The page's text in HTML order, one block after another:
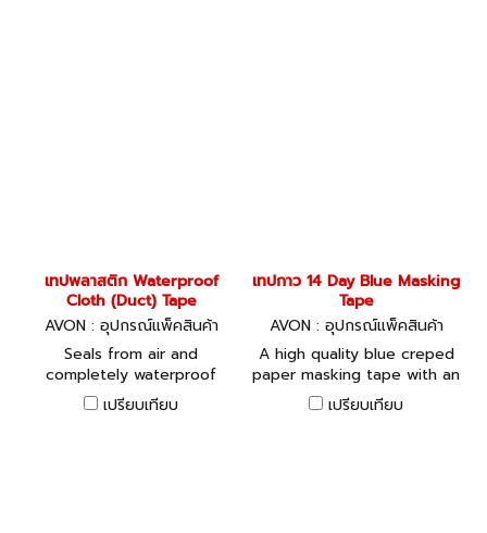
เทปพลาสติก Waterproof
Cloth (Duct) Tape
AVON : อุปกรณ์แพ็คสินค้า
Seals from air and
completely waterproof
unaffected by humidity.
เปรียบเทียบ
เทปกาว 14 Day Blue Masking
Tape
AVON : อุปกรณ์แพ็คสินค้า
A high quality blue creped
paper masking tape with an
acrylic adhesive.
เปรียบเทียบ